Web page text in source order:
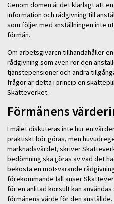
Genom domen är det klarlagt att
information och rådgivning till
som följer med anställningen inte
förmån.
Om arbetsgivaren tillhandahåller
rådgivning som även rör den
tjänstepensioner och andra
frågor är detta i princip en
Skatteverket.
Förmånens
I målet diskuteras inte hur en
praktiskt bör göras, men
marknadsvärdet, skriver
bedömning ska göras av vad det
bekosta en motsvarande
förekommande fall anser
för en anlitad konsult kan
förmånens värde för den anställde.